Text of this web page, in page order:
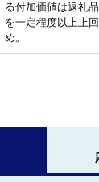
る付加価値は返礼
を一定程度以上上
め。